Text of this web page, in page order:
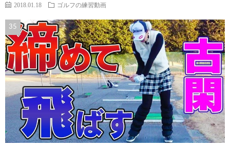
2018.01.18 ゴルフの練習動画